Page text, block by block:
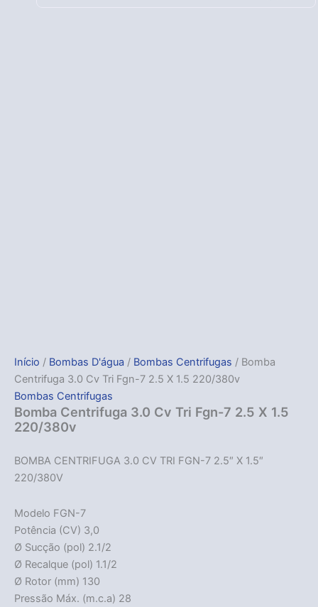
Início / Bombas D'água / Bombas Centrifugas / Bomba
Centrifuga 3.0 Cv Tri Fgn-7 2.5 X 1.5 220/380v
Bombas Centrifugas
Bomba Centrifuga 3.0 Cv Tri Fgn-7 2.5 X 1.5
220/380v
BOMBA CENTRIFUGA 3.0 CV TRI FGN-7 2.5″ X 1.5″
220/380V
Modelo FGN-7
Potência (CV) 3,0
Ø Sucção (pol) 2.1/2
Ø Recalque (pol) 1.1/2
Ø Rotor (mm) 130
Pressão Máx. (m.c.a) 28